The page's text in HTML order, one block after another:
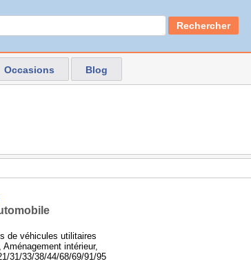
Rechercher
Occasions Blog
de véhicules utilitaires
intérieur,
31/33/38/44/68/69/91/95